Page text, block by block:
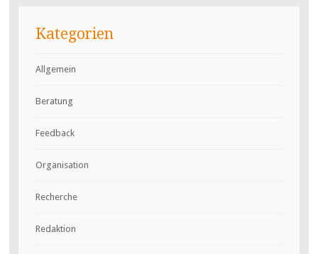
Kategorien
Allgemein
Beratung
Feedback
Organisation
Recherche
Redaktion